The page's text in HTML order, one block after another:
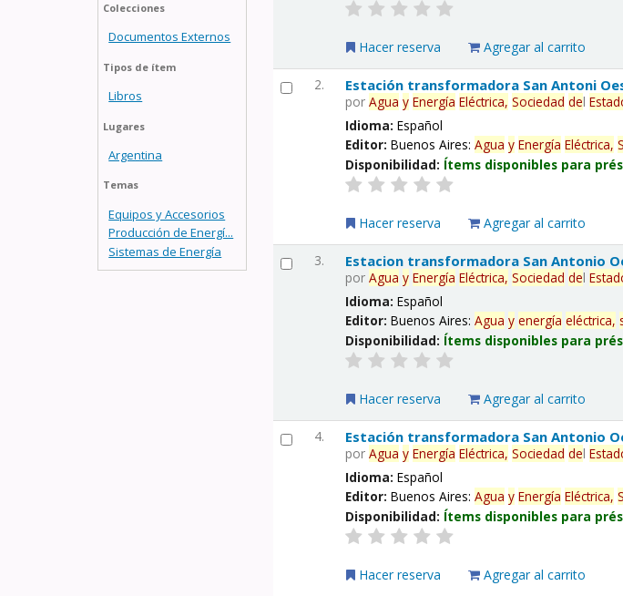
Colecciones
Documentos Externos
Tipos de ítem
Libros
Lugares
Argentina
Temas
Equipos y Accesorios
Producción de Energí...
Sistemas de Energía
Hacer reserva Agregar al carrito
2. Estación transformadora San Antoni
porAgua y Energía Eléctrica, Sociedad del
Idioma:Español
Editor:Buenos Aires:Agua y Energía Eléctrica,
Disponibilidad: Ítems disponibles para
Hacer reserva Agregar al carrito
3. Estacion transformadora San Antonio
porAgua y Energía Eléctrica, Sociedad del
Idioma:Español
Editor:Buenos Aires:Agua y energía eléctrica,
Disponibilidad: Ítems disponibles para
Hacer reserva Agregar al carrito
4. Estación transformadora San Antonio
porAgua y Energía Eléctrica, Sociedad del
Idioma:Español
Editor:Buenos Aires:Agua y Energía Eléctrica,
Disponibilidad: Ítems disponibles para
Hacer reserva Agregar al carrito